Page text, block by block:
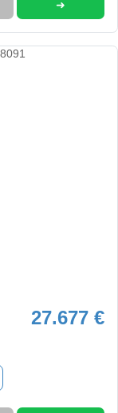
➜
27.677 €